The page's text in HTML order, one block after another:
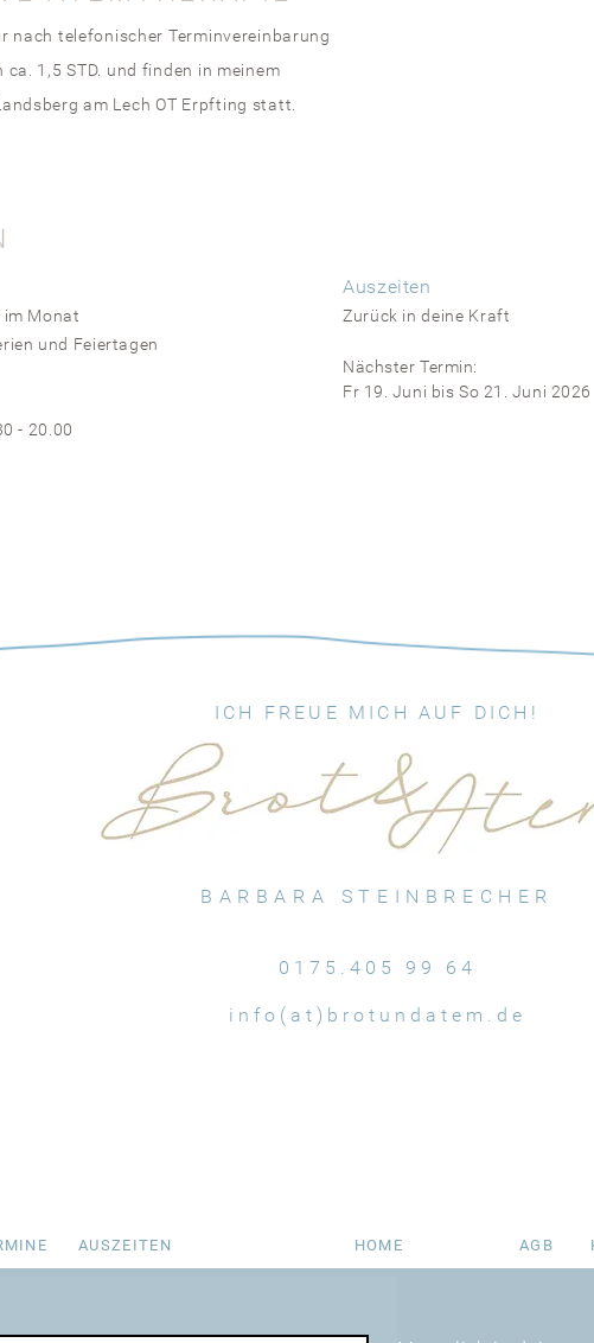
nach telefonischer Terminvereinbarung
ca. 1,5 STD. und finden in meinem
am Lech OT Erpfting statt.
im Monat
und Feiertagen
- 20.00
Auszeiten
Zurück in deine Kraft
Nächster Termin:
Fr 19. Juni bis So 21. Juni 2026
ICH FREUE MICH AUF DICH!
BARBARA STEINBRECHER
0175.405 99 64
info(at)brotundatem.de
AUSZEITEN HOME AGB